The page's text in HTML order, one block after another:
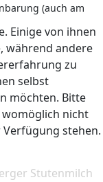
(auch am
Stutenmilch
Einige von ihnen
während andere
zu
selbst
möchten. Bitte
womöglich nicht
stehen.